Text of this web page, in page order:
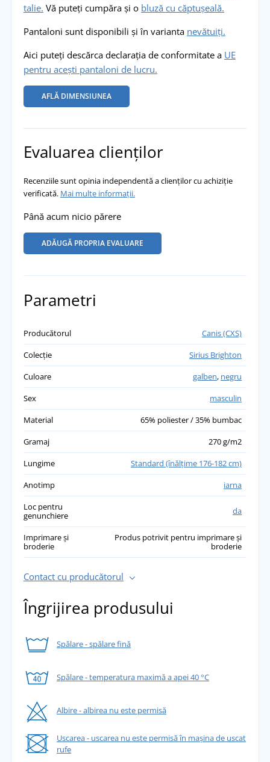
talie. Vă puteți cumpăra și o bluză cu căptușeală.
Pantaloni sunt disponibili și în varianta nevătuiți.
Aici puteți descărca declarația de conformitate a UE
pentru acești pantaloni de lucru.
AFLĂ DIMENSIUNEA
Evaluarea clienților
Recenziile sunt opinia independentă a clienților cu achiziție
verificată. Mai multe informații.
Până acum nicio părere
ADĂUGĂ PROPRIA EVALUARE
Parametri
Producătorul
Canis (CXS)
Colecție
Sirius Brighton
Culoare
galben, negru
Sex
masculin
Material
65% poliester / 35% bumbac
Gramaj
270 g/m2
Lungime
Standard (înălţime 176-182 cm)
Anotimp
iarna
Loc pentru
genunchiere
da
Imprimare și
broderie
Produs potrivit pentru imprimare și
broderie
Contact cu producătorul
Îngrijirea produsului
Spălare - spălare fină
Spălare - temperatura maximă a apei 40 °C
Albire - albirea nu este permisă
Uscarea - uscarea nu este permisă în mașina de uscat
rufe